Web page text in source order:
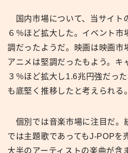
国内市場について、当サイト
６％ほど拡大した。イベント市
調だったようだ。映画は映画市
アニメは堅調だったもよう。キ
３％ほど拡大し1.6兆円強だっ
も底堅く推移したと考えられる。
個別では音楽市場に注目だ。
では主題歌であってもJ-POPを
大半のアーティストの楽曲が含